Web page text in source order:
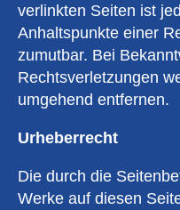
verlinkten Seiten ist
Anhaltspunkte einer
zumutbar. Bei
Rechtsverletzungen
umgehend entfernen.
Urheberrecht
Die durch die
Werke auf diesen